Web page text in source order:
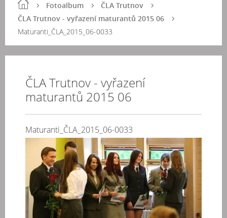
Fotoalbum
ČLA Trutnov
ČLA Trutnov - vyřazení maturantů 2015 06
Maturanti_ČLA_2015_06-0033
ČLA Trutnov - vyřazení
maturantů 2015 06
Maturanti_ČLA_2015_06-0033